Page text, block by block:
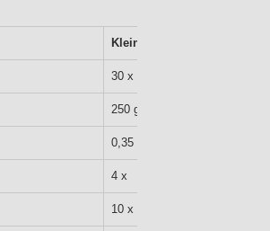
Klein
30 x 125 cm (0,38 m
250 gram
0,35 kg
4 x
10 x